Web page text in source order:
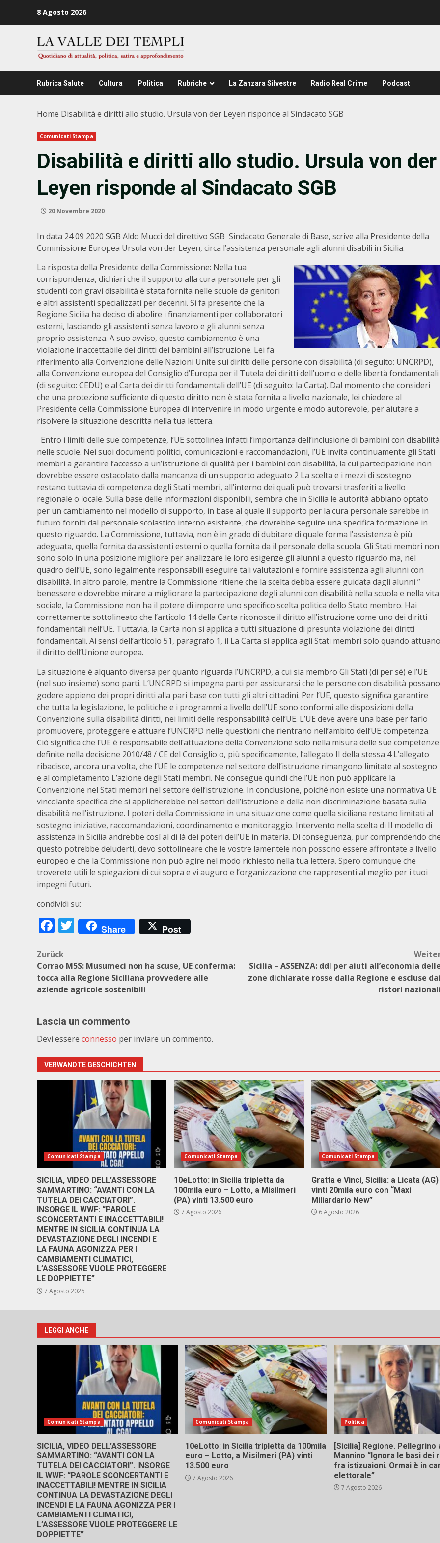
8 Agosto 2026
Rubrica Salute Cultura Politica Rubriche La Zanzara Silvestre Radio Real Crime Podcast
Home Disabilità e diritti allo studio. Ursula von der Leyen risponde al Sindacato SGB
Comunicati Stampa
Disabilità e diritti allo studio. Ursula von der
Leyen risponde al Sindacato SGB
20 Novembre 2020
In data 24 09 2020 SGB Aldo Mucci del direttivo SGB Sindacato Generale di Base, scrive alla Presidente della
Commissione Europea Ursula von der Leyen, circa l’assistenza personale agli alunni disabili in Sicilia.
La risposta della Presidente della Commissione: Nella tua
corrispondenza, dichiari che il supporto alla cura personale per gli
studenti con gravi disabilità è stata fornita nelle scuole da genitori
e altri assistenti specializzati per decenni. Si fa presente che la
Regione Sicilia ha deciso di abolire i finanziamenti per collaboratori
esterni, lasciando gli assistenti senza lavoro e gli alunni senza
proprio assistenza. A suo avviso, questo cambiamento è una
violazione inaccettabile dei diritti dei bambini all’istruzione. Lei fa
riferimento alla Convenzione delle Nazioni Unite sui diritti delle persone con disabilità (di seguito: UNCRPD),
alla Convenzione europea del Consiglio d’Europa per il Tutela dei diritti dell’uomo e delle libertà fondamentali
(di seguito: CEDU) e al Carta dei diritti fondamentali dell’UE (di seguito: la Carta). Dal momento che consideri
che una protezione sufficiente di questo diritto non è stata fornita a livello nazionale, lei chiedere al
Presidente della Commissione Europea di intervenire in modo urgente e modo autorevole, per aiutare a
risolvere la situazione descritta nella tua lettera.
Entro i limiti delle sue competenze, l’UE sottolinea infatti l’importanza dell’inclusione di bambini con disabilità
nelle scuole. Nei suoi documenti politici, comunicazioni e raccomandazioni, l’UE invita continuamente gli Stati
membri a garantire l’accesso a un’istruzione di qualità per i bambini con disabilità, la cui partecipazione non
dovrebbe essere ostacolato dalla mancanza di un supporto adeguato 2 La scelta e i mezzi di sostegno
restano tuttavia di competenza degli Stati membri, all’interno dei quali può trovarsi trasferiti a livello
regionale o locale. Sulla base delle informazioni disponibili, sembra che in Sicilia le autorità abbiano optato
per un cambiamento nel modello di supporto, in base al quale il supporto per la cura personale sarebbe in
futuro forniti dal personale scolastico interno esistente, che dovrebbe seguire una specifica formazione in
questo riguardo. La Commissione, tuttavia, non è in grado di dubitare di quale forma l’assistenza è più
adeguata, quella fornita da assistenti esterni o quella fornita da il personale della scuola. Gli Stati membri non
sono solo in una posizione migliore per analizzare le loro esigenze gli alunni a questo riguardo ma, nel
quadro dell’UE, sono legalmente responsabili eseguire tali valutazioni e fornire assistenza agli alunni con
disabilità. In altro parole, mentre la Commissione ritiene che la scelta debba essere guidata dagli alunni ”
benessere e dovrebbe mirare a migliorare la partecipazione degli alunni con disabilità nella scuola e nella vita
sociale, la Commissione non ha il potere di imporre uno specifico scelta politica dello Stato membro. Hai
correttamente sottolineato che l’articolo 14 della Carta riconosce il diritto all’istruzione come uno dei diritti
fondamentali nell’UE. Tuttavia, la Carta non si applica a tutti situazione di presunta violazione dei diritti
fondamentali. Ai sensi dell’articolo 51, paragrafo 1, il La Carta si applica agli Stati membri solo quando attuano
il diritto dell’Unione europea.
La situazione è alquanto diversa per quanto riguarda l’UNCRPD, a cui sia membro Gli Stati (di per sé) e l’UE
(nel suo insieme) sono parti. L’UNCRPD si impegna parti per assicurarsi che le persone con disabilità possano
godere appieno dei propri diritti alla pari base con tutti gli altri cittadini. Per l’UE, questo significa garantire
che tutta la legislazione, le politiche e i programmi a livello dell’UE sono conformi alle disposizioni della
Convenzione sulla disabilità diritti, nei limiti delle responsabilità dell’UE. L’UE deve avere una base per farlo
promuovere, proteggere e attuare l’UNCRPD nelle questioni che rientrano nell’ambito dell’UE competenza.
Ciò significa che l’UE è responsabile dell’attuazione della Convenzione solo nella misura delle sue competenze
definite nella decisione 2010/48 / CE del Consiglio o, più specificamente, l’allegato II della stessa 4 L’allegato
ribadisce, ancora una volta, che l’UE le competenze nel settore dell’istruzione rimangono limitate al sostegno
e al completamento L’azione degli Stati membri. Ne consegue quindi che l’UE non può applicare la
Convenzione nel Stati membri nel settore dell’istruzione. In conclusione, poiché non esiste una normativa UE
vincolante specifica che si applicherebbe nel settori dell’istruzione e della non discriminazione basata sulla
disabilità nell’istruzione. I poteri della Commissione in una situazione come quella siciliana restano limitati al
sostegno iniziative, raccomandazioni, coordinamento e monitoraggio. Intervento nella scelta di Il modello di
assistenza in Sicilia andrebbe così al di là dei poteri dell’UE in materia. Di conseguenza, pur comprendendo
questo potrebbe deluderti, devo sottolineare che le vostre lamentele non possono essere affrontate a livello
europeo e che la Commissione non può agire nel modo richiesto nella tua lettera. Spero comunque che
troverete utili le spiegazioni di cui sopra e vi auguro e l’organizzazione che rappresenti al meglio per i tuoi
impegni futuri.
condividi su:
Facebook
Twitter
Share Post
Beitragsnavigation
Zurück
Corrao M5S: Musumeci non ha scuse, UE conferma:
tocca alla Regione Siciliana provvedere alle
aziende agricole sostenibili
Sicilia – ASSENZA: ddl per aiuti all’economia
zone dichiarate rosse dalla Regione e escluse
ristori
Lascia un commento
Devi essere connesso per inviare un commento.
VERWANDTE GESCHICHTEN
Comunicati Stampa
SICILIA, VIDEO DELL’ASSESSORE
SAMMARTINO: “AVANTI CON LA
TUTELA DEI CACCIATORI”.
INSORGE IL WWF: “PAROLE
SCONCERTANTI E INACCETTABILI!
MENTRE IN SICILIA CONTINUA LA
DEVASTAZIONE DEGLI INCENDI E
LA FAUNA AGONIZZA PER I
CAMBIAMENTI CLIMATICI,
L’ASSESSORE VUOLE PROTEGGERE
LE DOPPIETTE”
7 Agosto 2026
Comunicati Stampa
10eLotto: in Sicilia tripletta da
100mila euro – Lotto, a Misilmeri
(PA) vinti 13.500 euro
7 Agosto 2026
Comunicati Stampa
Gratta e Vinci, Sicilia: a Licata (AG)
vinti 20mila euro con “Maxi
Miliardario New”
6 Agosto 2026
LEGGI ANCHE
Comunicati Stampa
SICILIA, VIDEO DELL’ASSESSORE
SAMMARTINO: “AVANTI CON LA
TUTELA DEI CACCIATORI”. INSORGE
IL WWF: “PAROLE SCONCERTANTI E
INACCETTABILI! MENTRE IN SICILIA
CONTINUA LA DEVASTAZIONE DEGLI
INCENDI E LA FAUNA AGONIZZA PER I
CAMBIAMENTI CLIMATICI,
L’ASSESSORE VUOLE PROTEGGERE LE
DOPPIETTE”
Comunicati Stampa
10eLotto: in Sicilia tripletta da 100mila
euro – Lotto, a Misilmeri (PA) vinti
13.500 euro
7 Agosto 2026
Politica
[Sicilia] Regione. Pellegrino
Mannino “Ignora le basi dei
fra istizuaioni. Ormai è in
elettorale”
7 Agosto 2026